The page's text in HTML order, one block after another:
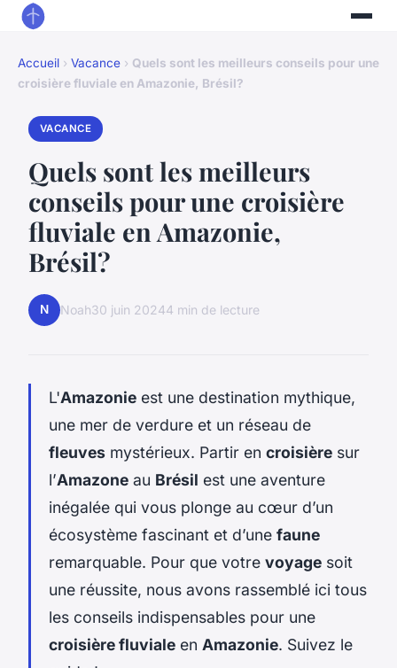
Accueil › Vacance › Quels sont les meilleurs conseils pour une
croisière fluviale en Amazonie, Brésil?
VACANCE
Quels sont les meilleurs
conseils pour une croisière
fluviale en Amazonie,
Brésil?
N Noah30 juin 20244 min de lecture
L'Amazonie est une destination mythique,
une mer de verdure et un réseau de
fleuves mystérieux. Partir en croisière sur
l’Amazone au Brésil est une aventure
inégalée qui vous plonge au cœur d’un
écosystème fascinant et d’une faune
remarquable. Pour que votre voyage soit
une réussite, nous avons rassemblé ici tous
les conseils indispensables pour une
croisière fluviale en Amazonie. Suivez le